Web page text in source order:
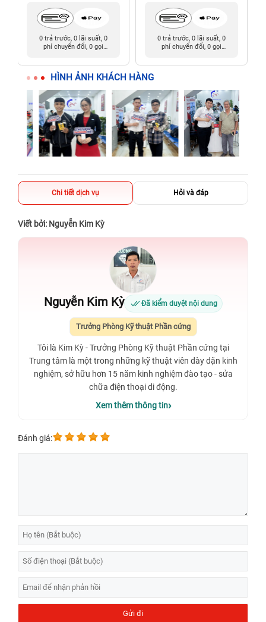
0 trả trước, 0 lãi suất, 0
phí chuyển đổi, 0 gọi
0 trả trước, 0 lãi suất, 0
phí chuyển đổi, 0 gọi
HÌNH ẢNH KHÁCH HÀNG
Chi tiết dịch vụ Hỏi và đáp
Viết bởi: Nguyễn Kim Kỳ
Nguyễn Kim Kỳ Đã kiểm duyệt nội dung
Trưởng Phòng Kỹ thuật Phần cứng
Tôi là Kim Kỳ - Trưởng Phòng Kỹ thuật Phần cứng tại
Trung tâm là một trong những kỹ thuật viên dày dặn kinh
nghiệm, sở hữu hơn 15 năm kinh nghiệm đào tạo - sửa
chữa điện thoại di động.
Xem thêm thông tin
Đánh giá: